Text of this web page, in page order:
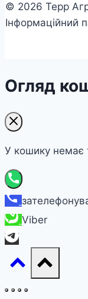
© 2026 Терр
Інформаційний
Огляд
У кошику немає
Viber